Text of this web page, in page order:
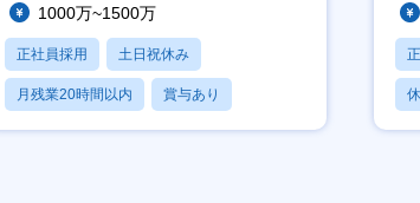
1000万~1500万
正社員採用 土日祝休み
月残業20時間以内 賞与あり
転勤なし